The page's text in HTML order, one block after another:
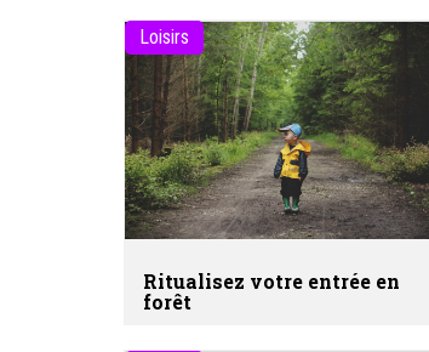
Loisirs
Ritualisez votre entrée en
forêt